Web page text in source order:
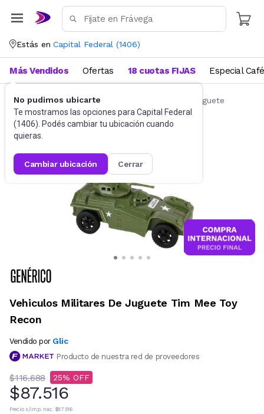
Estás en Capital Federal (1406)
No pudimos ubicarte
Te mostramos las opciones para Capital Federal
(1406). Podés cambiar tu ubicación cuando
quieras.
cambiar ubicación cerrar
Más Vendidos Ofertas 18 cuotas FIJAS Especial Café
Autos de juguete y accesorios Autitos de juguete
Vehiculos Militares De Juguete Tim Mee Toy
Recon
Vendido por Glic
Producto de nuestra red de proveedores
$116.688 25
$87.516
Precio s/imp. nac. $87.516